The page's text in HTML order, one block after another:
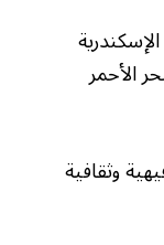
الأحمر
وثقافية